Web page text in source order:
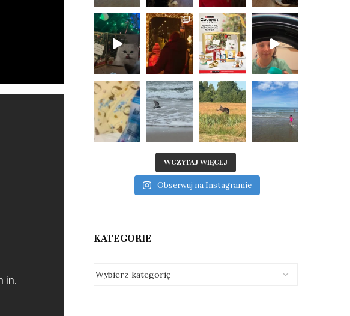
WCZYTAJ WIĘCEJ
Obserwuj na Instagramie
KATEGORIE